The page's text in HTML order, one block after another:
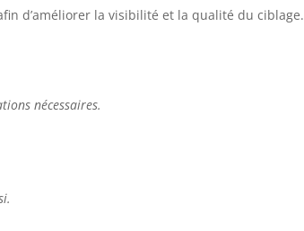
d’améliorer la visibilité et la qualité du ciblage.
nécessaires.